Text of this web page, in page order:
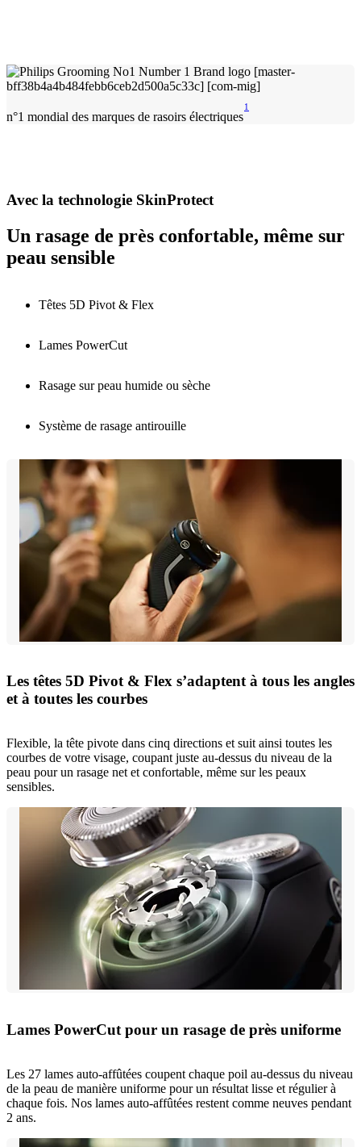
n°1 mondial des marques de rasoirs électriques
1
Avec la technologie SkinProtect
Un rasage de près confortable, même sur
peau sensible
Têtes 5D Pivot & Flex
Lames PowerCut
Rasage sur peau humide ou sèche
Système de rasage antirouille
Les têtes 5D Pivot & Flex s’adaptent à tous les angles
et à toutes les courbes
Flexible, la tête pivote dans cinq directions et suit ainsi toutes les
courbes de votre visage, coupant juste au-dessus du niveau de la
peau pour un rasage net et confortable, même sur les peaux
sensibles.
Lames PowerCut pour un rasage de près uniforme
Les 27 lames auto-affûtées coupent chaque poil au-dessus du niveau
de la peau de manière uniforme pour un résultat lisse et régulier à
chaque fois. Nos lames auto-affûtées restent comme neuves pendant
2 ans.